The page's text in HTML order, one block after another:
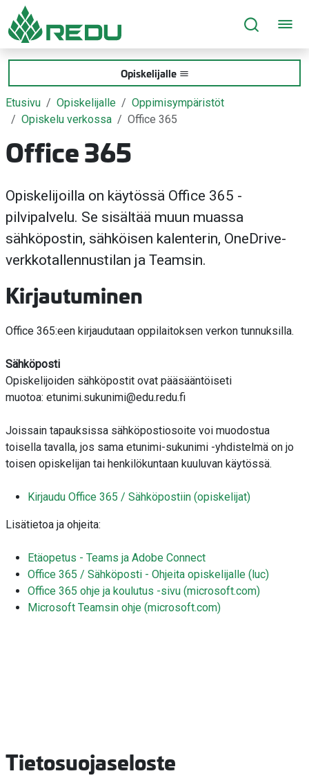
Siirry sivusisältöön
Opiskelijalle
Etusivu Opiskelijalle
Oppimisympäristöt
Opiskelu verkossa
Office 365
Office 365
Opiskelijoilla on käytössä Office 365 -
pilvipalvelu. Se sisältää muun muassa
sähköpostin, sähköisen kalenterin, OneDrive-
verkkotallennustilan ja Teamsin.
Kirjautuminen
Office 365:een kirjaudutaan oppilaitoksen verkon tunnuksilla.
Sähköposti
Opiskelijoiden sähköpostit ovat pääsääntöiseti
muotoa: etunimi.sukunimi@edu.redu.fi
Joissain tapauksissa sähköpostiosoite voi muodostua
toisella tavalla, jos sama etunimi-sukunimi -yhdistelmä on jo
toisen opiskelijan tai henkilökuntaan kuuluvan käytössä.
Kirjaudu Office 365 / Sähköpostiin (opiskelijat)
Lisätietoa ja ohjeita:
Etäopetus - Teams ja Adobe Connect
Office 365 / Sähköposti - Ohjeita opiskelijalle (luc)
Office 365 ohje ja koulutus -sivu (microsoft.com)
Microsoft Teamsin ohje (microsoft.com)
Tietosuojaseloste